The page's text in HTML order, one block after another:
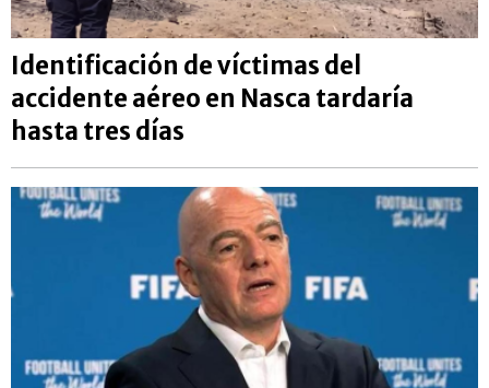
Identificación de víctimas del
accidente aéreo en Nasca tardaría
hasta tres días